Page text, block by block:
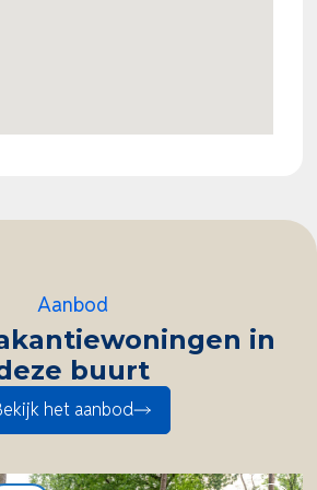
Harderwijk en Nunspeet, en
park wandelt u zo naar het
waar u kunt zwemmen, suppen,
korte afstand liggen de
en heidevelden van de Veluwe,
en fietsliefhebbers hier
Aanbod
in
buurt
het aanbod